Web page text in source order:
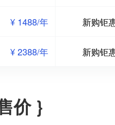
¥ 1488/年 新购钜
¥ 2388/年 新购钜
价 }